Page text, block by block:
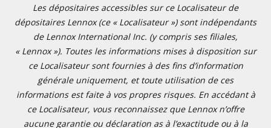
Les dépositaires accessibles sur ce Localisateur de
dépositaires Lennox (ce « Localisateur ») sont indépendants
de Lennox International Inc. (y compris ses filiales,
« Lennox »). Toutes les informations mises à disposition sur
ce Localisateur sont fournies à des fins d’information
générale uniquement, et toute utilisation de ces
informations est faite à vos propres risques. En accédant à
ce Localisateur, vous reconnaissez que Lennox n’offre
aucune garantie ou déclaration as à l’exactitude ou à la